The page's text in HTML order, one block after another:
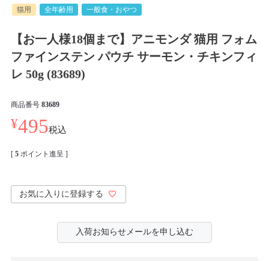
猫用 全年齢用 一般食・おやつ
【お一人様18個まで】アニモンダ 猫用 フォム
ファインステン パウチ サーモン・チキンフィ
レ 50g (83689)
商品番号 83689
¥495税込
[ 5 ポイント進呈 ]
お気に入りに登録する
入荷お知らせメールを申し込む